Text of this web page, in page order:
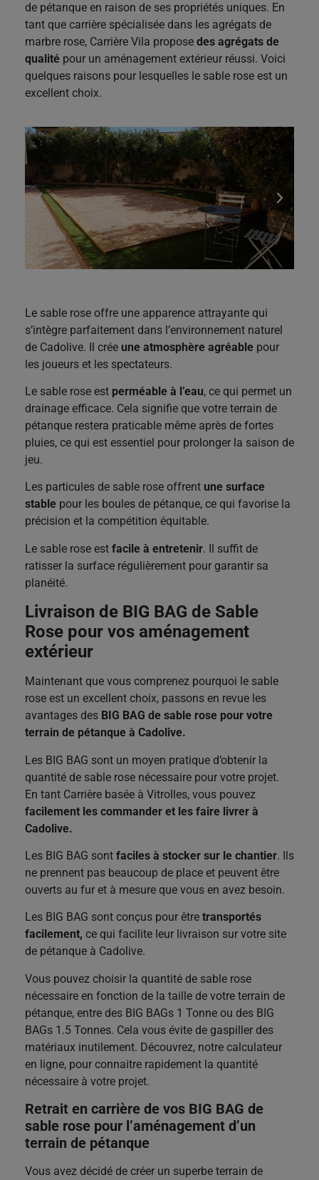
de pétanque en raison de ses propriétés uniques. En
tant que carrière spécialisée dans les agrégats de
marbre rose, Carrière Vila propose des agrégats de
qualité pour un aménagement extérieur réussi. Voici
quelques raisons pour lesquelles le sable rose est un
excellent choix.
Le sable rose offre une apparence attrayante qui
s’intègre parfaitement dans l’environnement naturel
de Cadolive. Il crée une atmosphère agréable pour
les joueurs et les spectateurs.
Le sable rose est perméable à l’eau, ce qui permet un
drainage efficace. Cela signifie que votre terrain de
pétanque restera praticable même après de fortes
pluies, ce qui est essentiel pour prolonger la saison de
jeu.
Les particules de sable rose offrent une surface
stable pour les boules de pétanque, ce qui favorise la
précision et la compétition équitable.
Le sable rose est facile à entretenir. Il suffit de
ratisser la surface régulièrement pour garantir sa
planéité.
Livraison de BIG BAG de Sable
Rose pour vos aménagement
extérieur
Maintenant que vous comprenez pourquoi le sable
rose est un excellent choix, passons en revue les
avantages des BIG BAG de sable rose pour votre
terrain de pétanque à Cadolive.
Les BIG BAG sont un moyen pratique d’obtenir la
quantité de sable rose nécessaire pour votre projet.
En tant Carrière basée à Vitrolles, vous pouvez
facilement les commander et les faire livrer à
Cadolive.
Les BIG BAG sont faciles à stocker sur le chantier. Ils
ne prennent pas beaucoup de place et peuvent être
ouverts au fur et à mesure que vous en avez besoin.
Les BIG BAG sont conçus pour être transportés
facilement, ce qui facilite leur livraison sur votre site
de pétanque à Cadolive.
Vous pouvez choisir la quantité de sable rose
nécessaire en fonction de la taille de votre terrain de
pétanque, entre des BIG BAGs 1 Tonne ou des BIG
BAGs 1.5 Tonnes. Cela vous évite de gaspiller des
matériaux inutilement. Découvrez, notre calculateur
en ligne, pour connaitre rapidement la quantité
nécessaire à votre projet.
Retrait en carrière de vos BIG BAG de
sable rose pour l’aménagement d’un
terrain de pétanque
Vous avez décidé de créer un superbe terrain de